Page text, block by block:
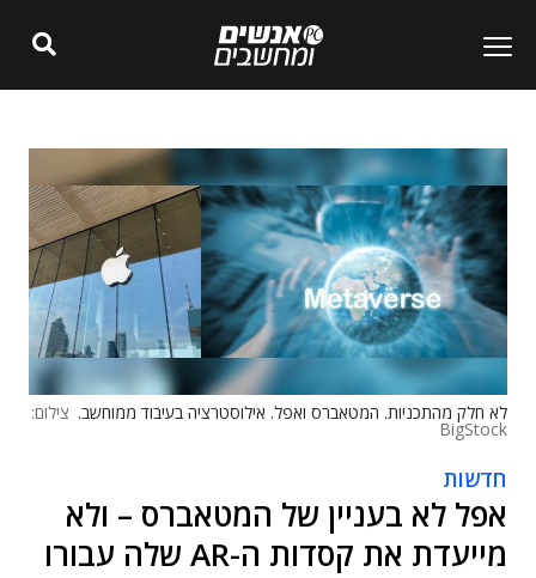
לא חלק מהתכניות. המטאברס ואפל. אילוסטרציה בעיבוד ממוחשב. צילום:
BigStock
חדשות
אפל לא בעניין של המטאברס – ולא
מייעדת את קסדות ה-AR שלה עבורו